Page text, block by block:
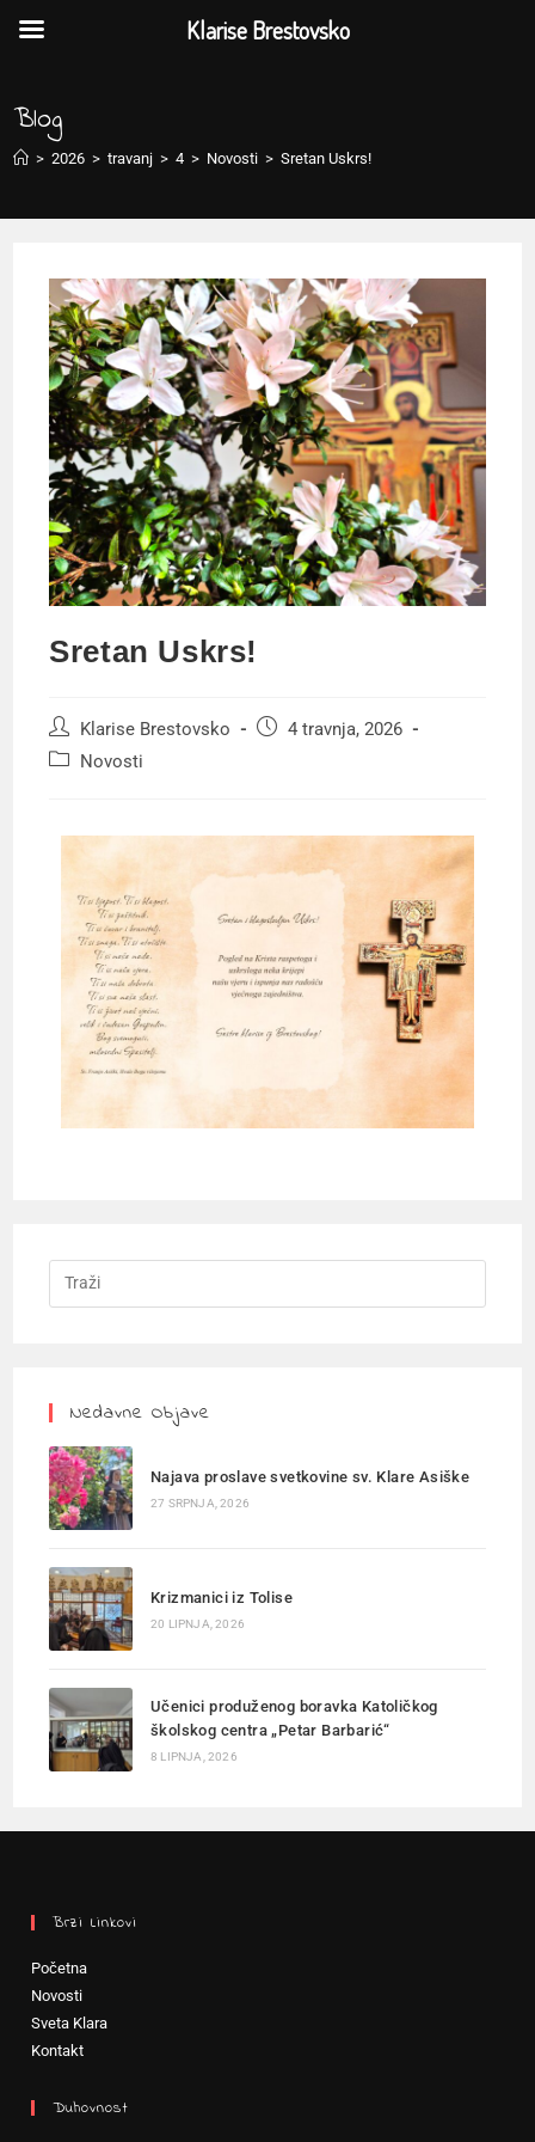
Blog
> 2026 > travanj > 4 > Novosti > Sretan Uskrs!
Sretan Uskrs!
Klarise Brestovsko
4 travnja, 2026
Novosti
Nedavne Objave
Najava proslave svetkovine sv. Klare Asiške
27 SRPNJA, 2026
Krizmanici iz Tolise
20 LIPNJA, 2026
Učenici produženog boravka Katoličkog
školskog centra „Petar Barbarić“
8 LIPNJA, 2026
Brzi Linkovi
Početna
Novosti
Sveta Klara
Kontakt
Duhovnost
Klarise Brestovsko